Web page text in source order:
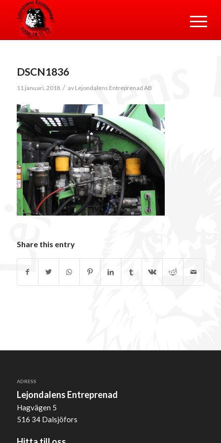
DSCN1836
11 januari, 2018 / av Lejondalens Entreprenad AB
Share this entry
ADRESS
Lejondalens Entreprenad
Hagvägen 5
516 34 Dalsjöfors